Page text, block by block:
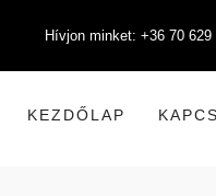
Hívjon minket: +36 70 629
KEZDŐLAP